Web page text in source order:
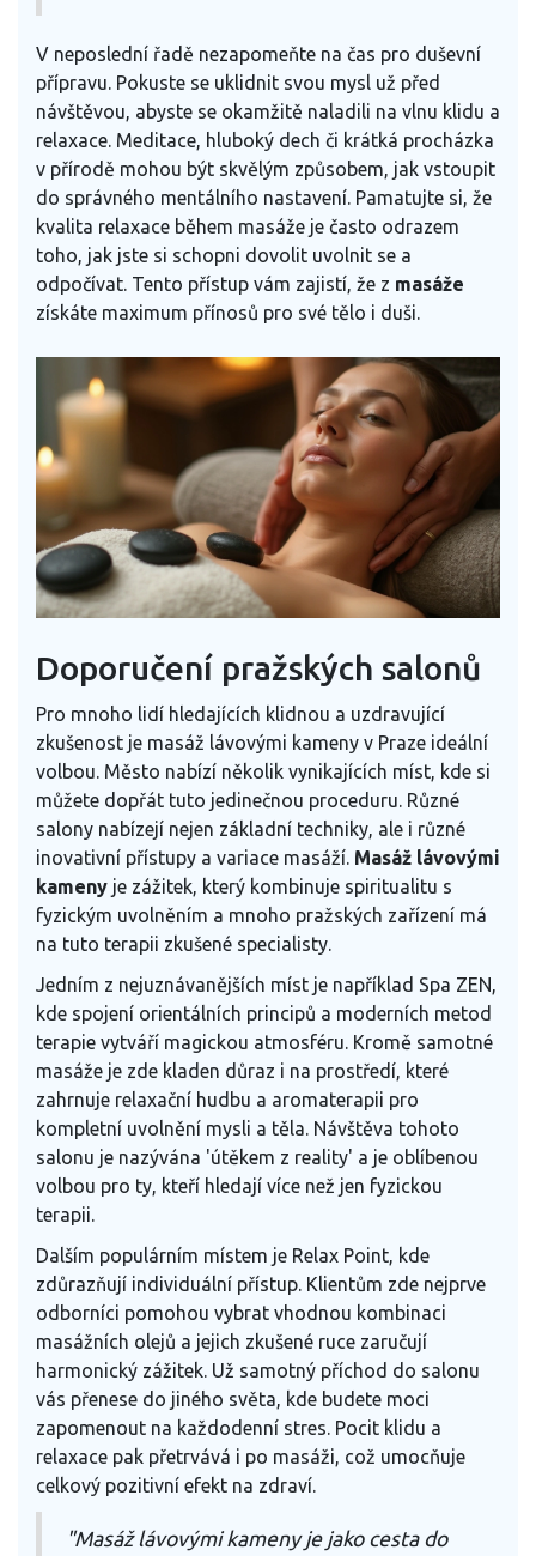
V neposlední řadě nezapomeňte na čas pro duševní
přípravu. Pokuste se uklidnit svou mysl už před
návštěvou, abyste se okamžitě naladili na vlnu klidu a
relaxace. Meditace, hluboký dech či krátká procházka
v přírodě mohou být skvělým způsobem, jak vstoupit
do správného mentálního nastavení. Pamatujte si, že
kvalita relaxace během masáže je často odrazem
toho, jak jste si schopni dovolit uvolnit se a
odpočívat. Tento přístup vám zajistí, že z masáže
získáte maximum přínosů pro své tělo i duši.
Doporučení pražských salonů
Pro mnoho lidí hledajících klidnou a uzdravující
zkušenost je masáž lávovými kameny v Praze ideální
volbou. Město nabízí několik vynikajících míst, kde si
můžete dopřát tuto jedinečnou proceduru. Různé
salony nabízejí nejen základní techniky, ale i různé
inovativní přístupy a variace masáží. Masáž lávovými
kameny je zážitek, který kombinuje spiritualitu s
fyzickým uvolněním a mnoho pražských zařízení má
na tuto terapii zkušené specialisty.
Jedním z nejuznávanějších míst je například Spa ZEN,
kde spojení orientálních principů a moderních metod
terapie vytváří magickou atmosféru. Kromě samotné
masáže je zde kladen důraz i na prostředí, které
zahrnuje relaxační hudbu a aromaterapii pro
kompletní uvolnění mysli a těla. Návštěva tohoto
salonu je nazývána 'útěkem z reality' a je oblíbenou
volbou pro ty, kteří hledají více než jen fyzickou
terapii.
Dalším populárním místem je Relax Point, kde
zdůrazňují individuální přístup. Klientům zde nejprve
odborníci pomohou vybrat vhodnou kombinaci
masážních olejů a jejich zkušené ruce zaručují
harmonický zážitek. Už samotný příchod do salonu
vás přenese do jiného světa, kde budete moci
zapomenout na každodenní stres. Pocit klidu a
relaxace pak přetrvává i po masáži, což umocňuje
celkový pozitivní efekt na zdraví.
"Masáž lávovými kameny je jako cesta do